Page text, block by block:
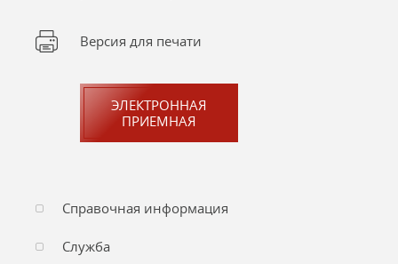
Версия для печати
ЭЛЕКТРОННАЯ
ПРИЕМНАЯ
Справочная информация
Служба